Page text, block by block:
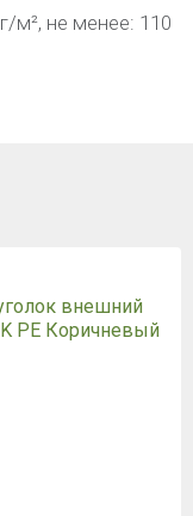
м², не менее: 110
внешний
PE Коричневый